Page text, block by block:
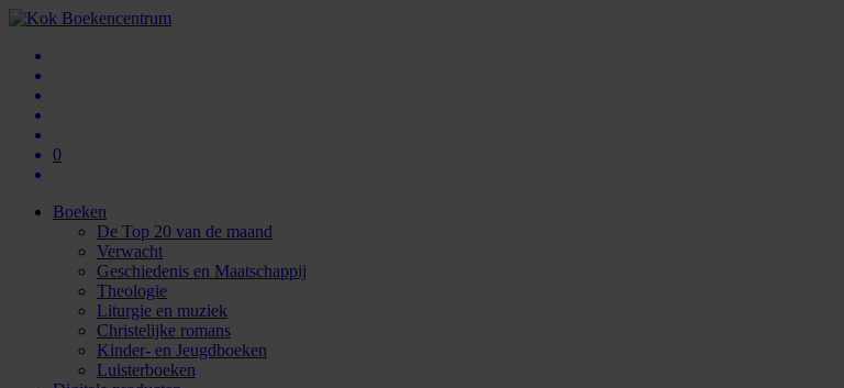
0
Boeken
De Top 20 van de maand
Verwacht
Geschiedenis en Maatschappij
Theologie
Liturgie en muziek
Christelijke romans
Kinder- en Jeugdboeken
Luisterboeken